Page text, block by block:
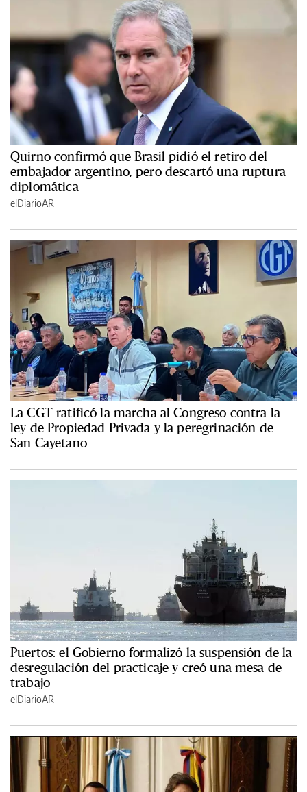
Quirno confirmó que Brasil pidió el retiro del
embajador argentino, pero descartó una ruptura
diplomática
elDiarioAR
La CGT ratificó la marcha al Congreso contra la
ley de Propiedad Privada y la peregrinación de
San Cayetano
Puertos: el Gobierno formalizó la suspensión de la
desregulación del practicaje y creó una mesa de
trabajo
elDiarioAR